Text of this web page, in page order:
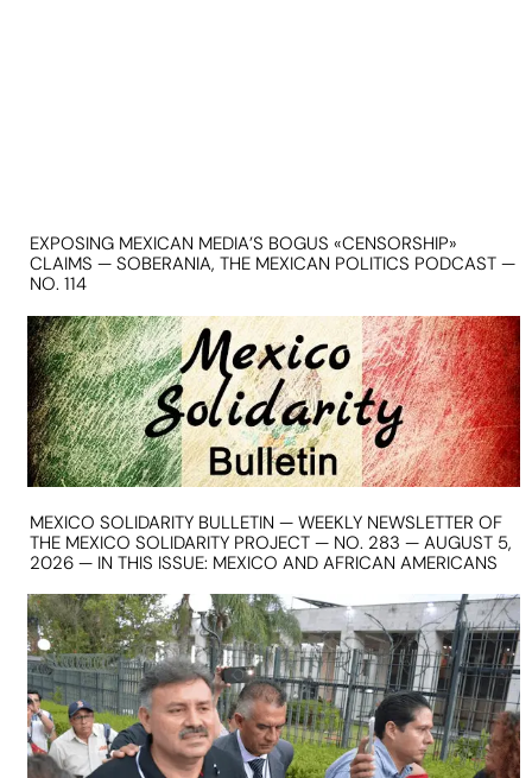
EXPOSING MEXICAN MEDIA’S BOGUS «CENSORSHIP»
CLAIMS — SOBERANIA, THE MEXICAN POLITICS PODCAST —
NO. 114
MEXICO SOLIDARITY BULLETIN — WEEKLY NEWSLETTER OF
THE MEXICO SOLIDARITY PROJECT — NO. 283 — AUGUST 5,
2026 — IN THIS ISSUE: MEXICO AND AFRICAN AMERICANS